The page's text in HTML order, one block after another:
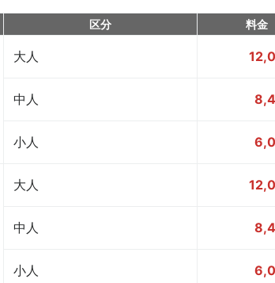
区分 料金
大人
中人
小人
大人
中人
小人